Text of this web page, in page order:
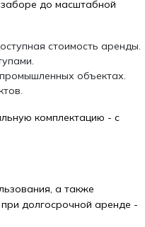
до масштабной
стоимость аренды.
объектах.
комплектацию - с
а также
долгосрочной аренде -